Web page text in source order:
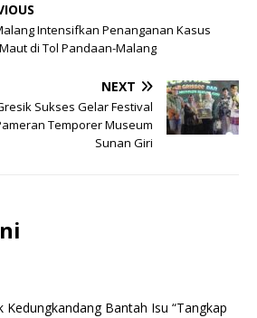
Intensifkan Penanganan Kasus
di Tol Pandaan-Malang
NEXT
Sukses Gelar Festival
Temporer Museum
Sunan Giri
Kedungkandang Bantah Isu “Tangkap